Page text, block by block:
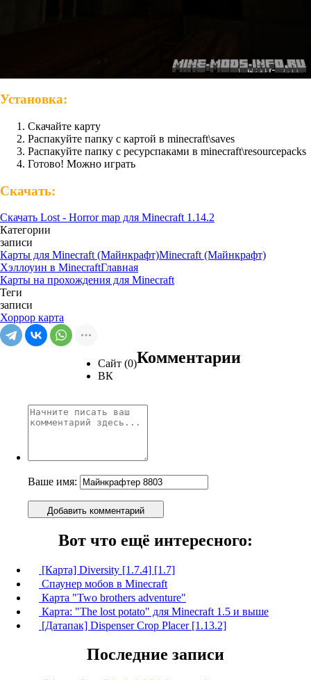
Установка:
Скачайте карту
Распакуйте папку с картой в minecraft\saves
Распакуйте папку с ресурспаками в minecraft\resourcepacks
Готово! Можно играть
Скачать:
Скачать Lost - Horror map для Minecraft 1.14.2
Категории
записи
Карты для Minecraft (Майнкрафт)Minecraft (Майнкрафт)
Хэллоуин в MinecraftГлавная
Карты на прохождения для Minecraft
Теги
записи
Хоррор карта
Сайт (0)
ВК
Комментарии
Ваше имя:
Добавить комментарий
Вот что ещё интересного:
[Карта] Diversity [1.7.4] [1.7]
Спаунер мобов в Minecraft
Карта "Two brothers adventure"
Карта: "The lost potato" для Minecraft 1.5 и выше
[Датапак] Dispenser Crop Placer [1.13.2]
Последние записи